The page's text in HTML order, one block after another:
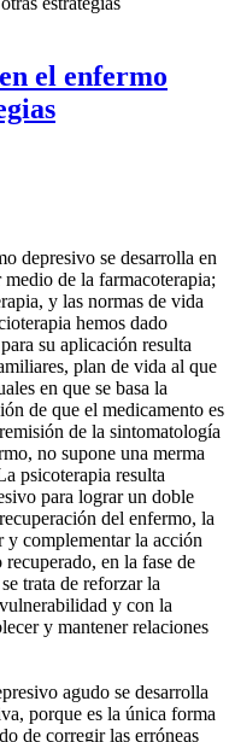
el enfermo
depresivo se desarrolla en
de la farmacoterapia;
y las normas de vida
hemos dado
su aplicación resulta
plan de vida al que
en que se basa la
de que el medicamento es
de la sintomatología
no supone una merma
psicoterapia resulta
para lograr un doble
del enfermo, la
y complementar la acción
en la fase de
trata de reforzar la
y con la
y mantener relaciones
agudo se desarrolla
porque es la única forma
de corregir las erróneas